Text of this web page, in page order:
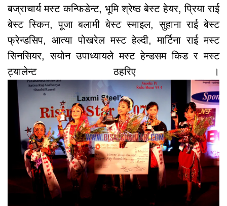
बज्राचार्य मस्ट कन्फिडेन्ट, भूमि श्रेष्ठ बेस्ट हेयर, प्रिया राई
बेस्ट स्किन, पूजा बलामी बेस्ट स्माइल, सुहाना राई बेस्ट
फ्रेन्डसिप, आत्या पोखरेल मस्ट हेल्दी, मार्टिना राई मस्ट
सिनसियर, सयोन उपाध्यायले मस्ट हेन्डसम किड र मस्ट
ट्यालेन्ट ठहरिए ।